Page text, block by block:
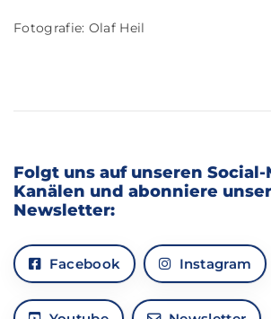
Fotografie: Olaf Heil
Folgt uns auf unseren Social-
Kanälen und abonniere
Newsletter:
Facebook Instagram